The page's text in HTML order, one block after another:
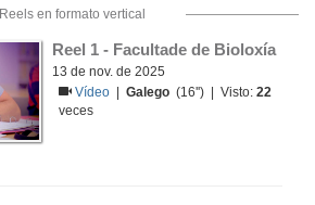
Reels en formato vertical
Reel 1 - Facultade de Bioloxía
13 de nov. de 2025
Vídeo
|Galego (16'') | Visto:22
veces